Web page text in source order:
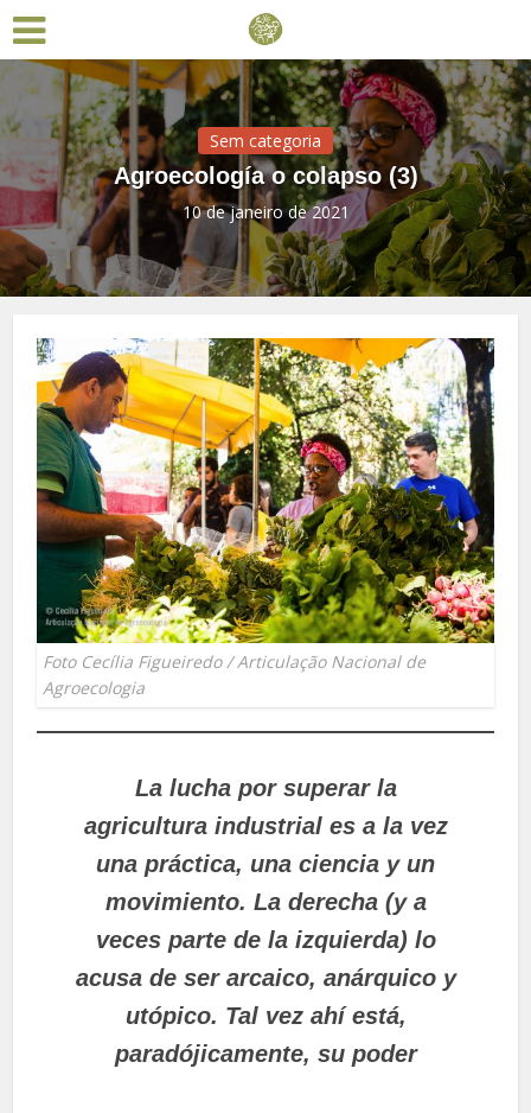
Sem categoria
Agroecología o colapso (3)
10 de janeiro de 2021
Foto Cecília Figueiredo / Articulação Nacional de
Agroecologia
La lucha por superar la
agricultura industrial es a la vez
una práctica, una ciencia y un
movimiento. La derecha (y a
veces parte de la izquierda) lo
acusa de ser arcaico, anárquico y
utópico. Tal vez ahí está,
paradójicamente, su poder